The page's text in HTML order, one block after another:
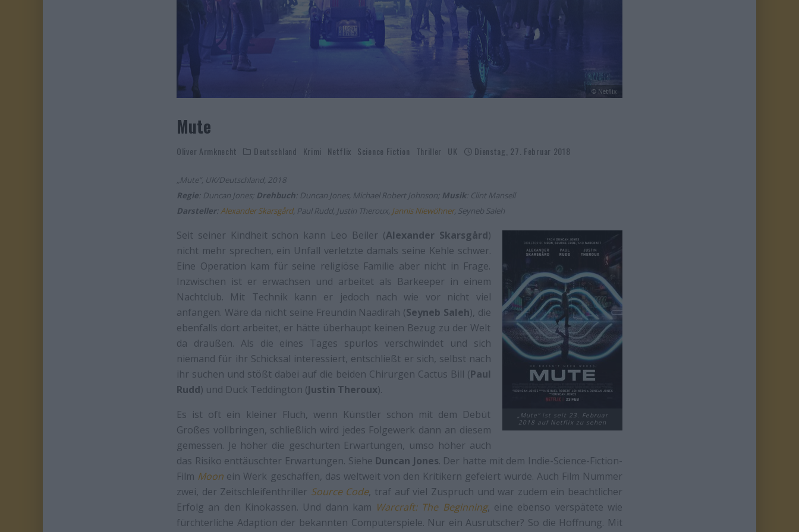
© Netflix
Mute
Oliver Armknecht Deutschland Krimi Netflix Science Fiction Thriller UK Dienstag, 27. Februar 2018
„Mute“, UK/Deutschland, 2018
Regie: Duncan Jones; Drehbuch: Duncan Jones, Michael Robert Johnson; Musik: Clint Mansell
Darsteller:Alexander Skarsgård, Paul Rudd, Justin Theroux, Jannis Niewöhner, Seyneb Saleh
„Mute“ ist seit 23. Februar
2018 auf Netflix zu sehen
Seit seiner Kindheit schon kann Leo Beiler (Alexander Skarsgård)
nicht mehr sprechen, ein Unfall verletzte damals seine Kehle schwer.
Eine Operation kam für seine religiöse Familie aber nicht in Frage.
Inzwischen ist er erwachsen und arbeitet als Barkeeper in einem
Nachtclub. Mit Technik kann er jedoch nach wie vor nicht viel
anfangen. Wäre da nicht seine Freundin Naadirah (Seyneb Saleh), die
ebenfalls dort arbeitet, er hätte überhaupt keinen Bezug zu der Welt
da draußen. Als die eines Tages spurlos verschwindet und sich
niemand für ihr Schicksal interessiert, entschließt er sich, selbst nach
ihr suchen und stößt dabei auf die beiden Chirurgen Cactus Bill (Paul
Rudd) und Duck Teddington (Justin Theroux).
Es ist oft ein kleiner Fluch, wenn Künstler schon mit dem Debüt
Großes vollbringen, schließlich wird jedes Folgewerk dann an diesem
gemessen. Je höher die geschürten Erwartungen, umso höher auch
das Risiko enttäuschter Erwartungen. Siehe Duncan Jones. Der hatte mit dem Indie-Science-Fiction-
Film Moon ein Werk geschaffen, das weltweit von den Kritikern gefeiert wurde. Auch Film Nummer
zwei, der Zeitschleifenthriller Source Code, traf auf viel Zuspruch und war zudem ein beachtlicher
Erfolg an den Kinokassen. Und dann kam Warcraft: The Beginning, eine ebenso verspätete wie
fürchterliche Adaption der bekannten Computerspiele. Nur ein Ausrutscher? So die Hoffnung. Mit